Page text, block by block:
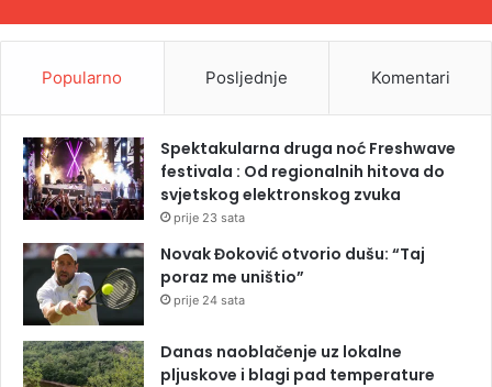
Popularno Posljednje Komentari
Spektakularna druga noć Freshwave
festivala : Od regionalnih hitova do
svjetskog elektronskog zvuka
prije 23 sata
Novak Đoković otvorio dušu: “Taj
poraz me uništio”
prije 24 sata
Danas naoblačenje uz lokalne
pljuskove i blagi pad temperature